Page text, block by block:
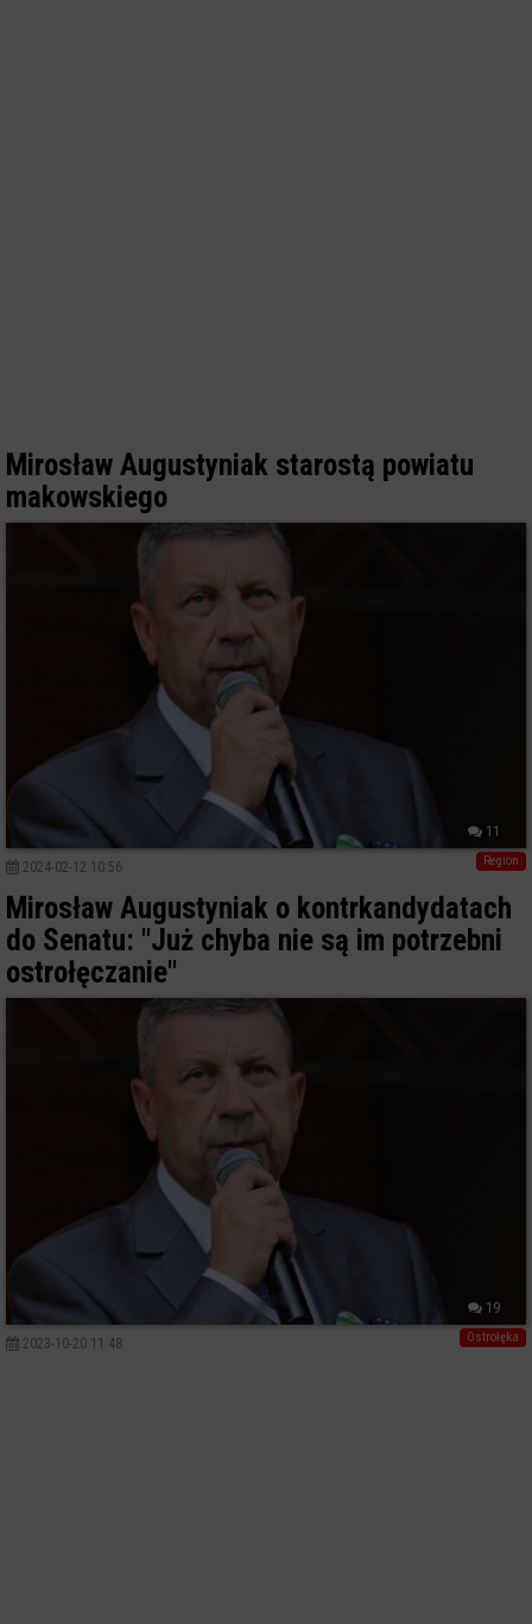
Mirosław Augustyniak starostą powiatu
makowskiego
11
Region
2024-02-12 10:56
Mirosław Augustyniak o kontrkandydatach
do Senatu: "Już chyba nie są im potrzebni
ostrołęczanie"
19
Ostrołęka
2023-10-20 11:48